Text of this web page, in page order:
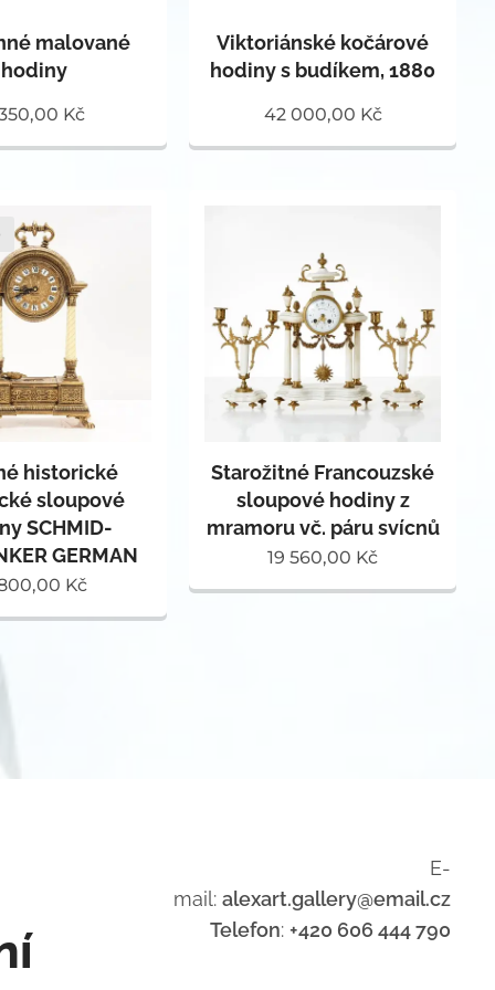
malované
hodiny
Kč
Viktoriánské kočárové
hodiny s budíkem, 1880
42 000,00 Kč
historické
sloupové
SCHMID-
GERMAN
Kč
Starožitné Francouzské
sloupové hodiny z
mramoru vč. páru svícnů
19 560,00 Kč
E-
mail: alexart.gallery@email.cz
Telefon: +420 606 444 790